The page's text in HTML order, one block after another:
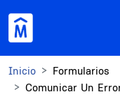
Inicio
Formularios
Comunicar Un